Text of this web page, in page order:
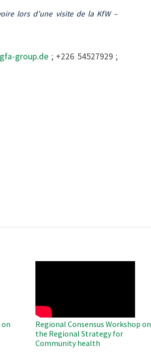
lors d’une visite de la KfW –
group.de ; +226 54527929 ;
Regional Consensus Workshop on
the Regional Strategy for
Community health